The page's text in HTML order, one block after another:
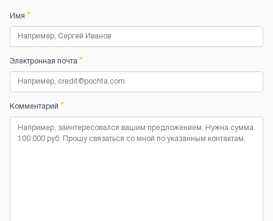
Имя *
Электронная почта *
Комментарий *